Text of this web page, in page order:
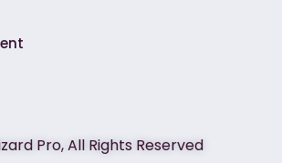
Pro, All Rights Reserved